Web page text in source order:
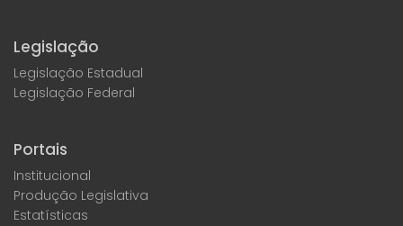
Legislação
Legislação Estadual
Legislação Federal
Portais
Institucional
Produção Legislativa
Estatísticas